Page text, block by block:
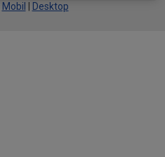
Mobil Desktop